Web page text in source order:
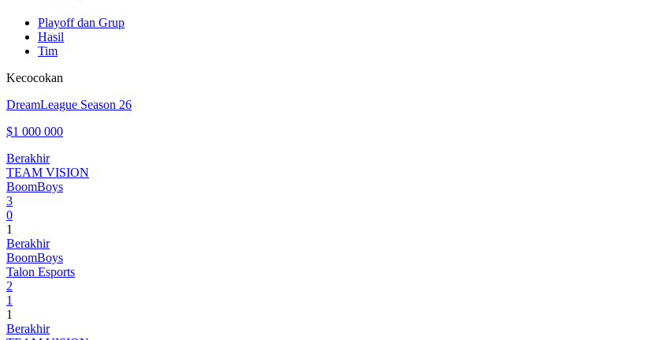
Playoff dan Grup
Hasil
Tim
Kecocokan
DreamLeague Season 26
$1 000 000
Berakhir
TEAM VISION
BoomBoys
3
0
1
Berakhir
BoomBoys
Talon Esports
2
1
1
Berakhir